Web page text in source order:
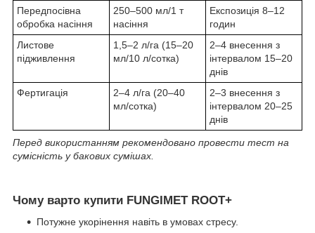
Передпосівна
обробка насіння
250–500 мл/1 т
насіння
Експозиція 8–12
годин
Листове
підживлення
1,5–2 л/га (15–20
мл/10 л/сотка)
2–4 внесення з
інтервалом 15–20
днів
Фертигація
2–4 л/га (20–40
мл/сотка)
2–3 внесення з
інтервалом 20–25
днів
Перед використанням рекомендовано провести тест на
сумісність у бакових сумішах.
Чому варто купити FUNGIMET ROOT+
Потужне укорінення навіть в умовах стресу.